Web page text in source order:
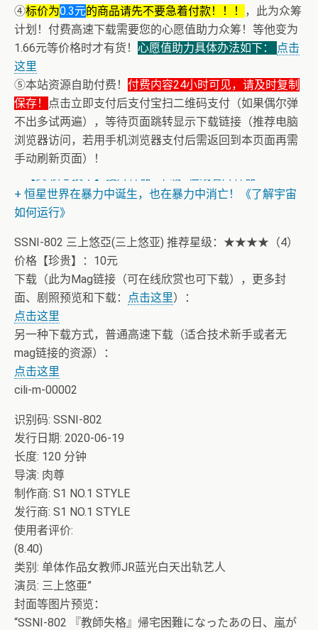
④标价为0.3元的商品请先不要急着付款！！！
，此为众筹
计划！付费高速下载需要您的心愿值助力众筹！等他变为
1.66元等价格时才有货！ 心愿值助力具体办法如下：
点击
这里
⑤本站资源自助付费！ 付费内容24小时可见，请及时复制
保存！
点击立即支付后支付宝扫二维码支付（如果偶尔弹
不出多试两遍），等待页面跳转显示下载链接（推荐电脑
浏览器访问，若用手机浏览器支付后需返回到本页面再需
手动刷新页面）！
+ 【真·核心技术】搜片神器+下载+在线看片神器
如何运行》
+ 恭喜IP为180.201.1.217的网友为电子书籍《动力电池管
SSNI-802 三上悠亞(三上悠亚) 推荐星级：★★★★（4）
价格【珍贵】：10元
下载（此为Mag链接（可在线欣赏也可下载），更多封
面、剧照预览和下载：
点击这里）：
点击这里
另一种下载方式，普通高速下载（适合技术新手或者无
mag链接的资源）：
点击这里
cili-m-00002
识别码: SSNI-802
发行日期: 2020-06-19
长度: 120 分钟
导演: 肉尊
制作商: S1 NO.1 STYLE
发行商: S1 NO.1 STYLE
使用者评价:
(8.40)
类别: 单体作品女教师JR蓝光白天出轨艺人
演员: 三上悠亜”
封面等图片预览：
“SSNI-802 『教師失格』帰宅困難になったあの日、嵐が